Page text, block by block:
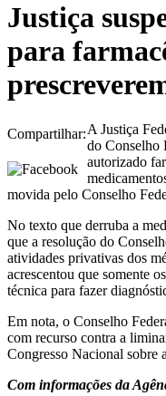
Justiça
para
Compartilhar:A Justiça
do Conselho
autorizado
movida pelo Conselho
No texto que derruba a
que a resolução do
atividades privativas dos
acrescentou que somente
técnica para fazer
Em nota, o Conselho
com recurso contra a
Congresso Nacional sobre
Com informações da